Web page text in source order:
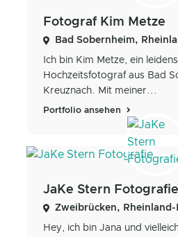
Fotograf Kim Metze
Bad Sobernheim,
Ich bin Kim Metze, ein
Hochzeitsfotograf aus Bad
Kreuznach. Mit meiner...
Portfolio ansehen
JaKe Stern Fotografie
Zweibrücken, Rheinland-
Hey, ich bin Jana und